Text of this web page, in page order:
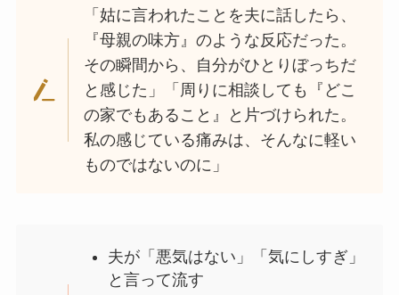
「姑に言われたことを夫に話したら、
『母親の味方』のような反応だった。
その瞬間から、自分がひとりぼっちだ
と感じた」「周りに相談しても『どこ
の家でもあること』と片づけられた。
私の感じている痛みは、そんなに軽い
ものではないのに」
夫が「悪気はない」「気にしすぎ」
と言って流す